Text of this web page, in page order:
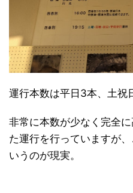
運行本数は平日3本、土祝
非常に本数が少なく完全
た運行を行っていますが
いうのが現実。